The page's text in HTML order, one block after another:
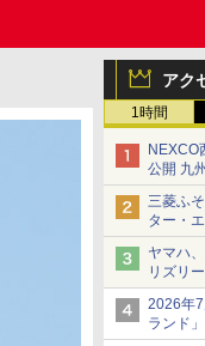
アク
1時間
NEXCO
公開 九
車両を
三菱ふ
ター・
ックベ
ヤマハ
リズリ
2026年
ランド
は2591